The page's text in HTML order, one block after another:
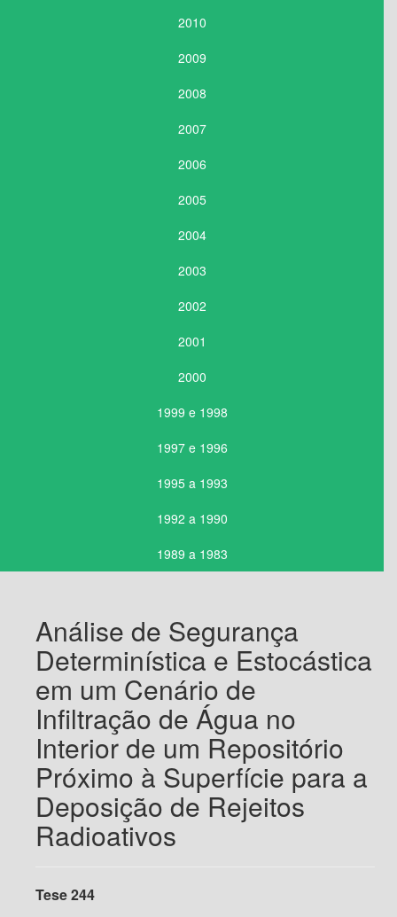
2010
2009
2008
2007
2006
2005
2004
2003
2002
2001
2000
1999 e 1998
1997 e 1996
1995 a 1993
1992 a 1990
1989 a 1983
Análise de Segurança
Determinística e Estocástica
em um Cenário de
Infiltração de Água no
Interior de um Repositório
Próximo à Superfície para a
Deposição de Rejeitos
Radioativos
Tese 244